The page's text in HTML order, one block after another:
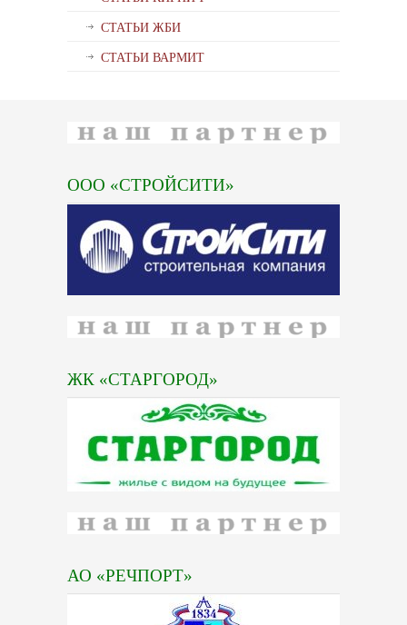
СТАТЬИ ЖБИ
СТАТЬИ ВАРМИТ
ООО «СТРОЙСИТИ»
ЖК «СТАРГОРОД»
АО «РЕЧПОРТ»